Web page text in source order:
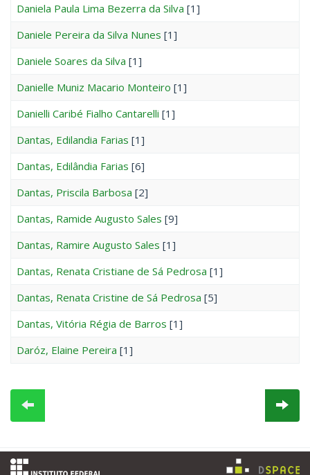
Daniela Paula Lima Bezerra da Silva [1]
Daniele Pereira da Silva Nunes [1]
Daniele Soares da Silva [1]
Danielle Muniz Macario Monteiro [1]
Danielli Caribé Fialho Cantarelli [1]
Dantas, Edilandia Farias [1]
Dantas, Edilândia Farias [6]
Dantas, Priscila Barbosa [2]
Dantas, Ramide Augusto Sales [9]
Dantas, Ramire Augusto Sales [1]
Dantas, Renata Cristiane de Sá Pedrosa [1]
Dantas, Renata Cristine de Sá Pedrosa [5]
Dantas, Vitória Régia de Barros [1]
Daróz, Elaine Pereira [1]